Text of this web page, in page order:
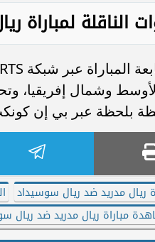
الناقلة
بلحظة عبر بي إن
ريال مدريد ضد ريال سوسيداد
مباراة ريال مدريد ضد ريال